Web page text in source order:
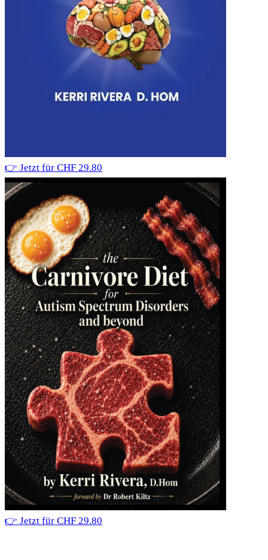
👉 Jetzt für CHF 29.80
👉 Jetzt für CHF 29.80